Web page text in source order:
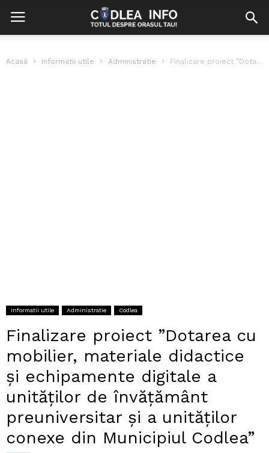
Acasă Informatii utile Administratie Finalizare proiect ”Dotarea cu mobilier, materiale didactice și echipamente digitale a unităților...
Informatii utile Administratie Codlea
Finalizare proiect ”Dotarea cu
mobilier, materiale didactice
și echipamente digitale a
unităților de învățământ
preuniversitar și a unităților
conexe din Municipiul Codlea”